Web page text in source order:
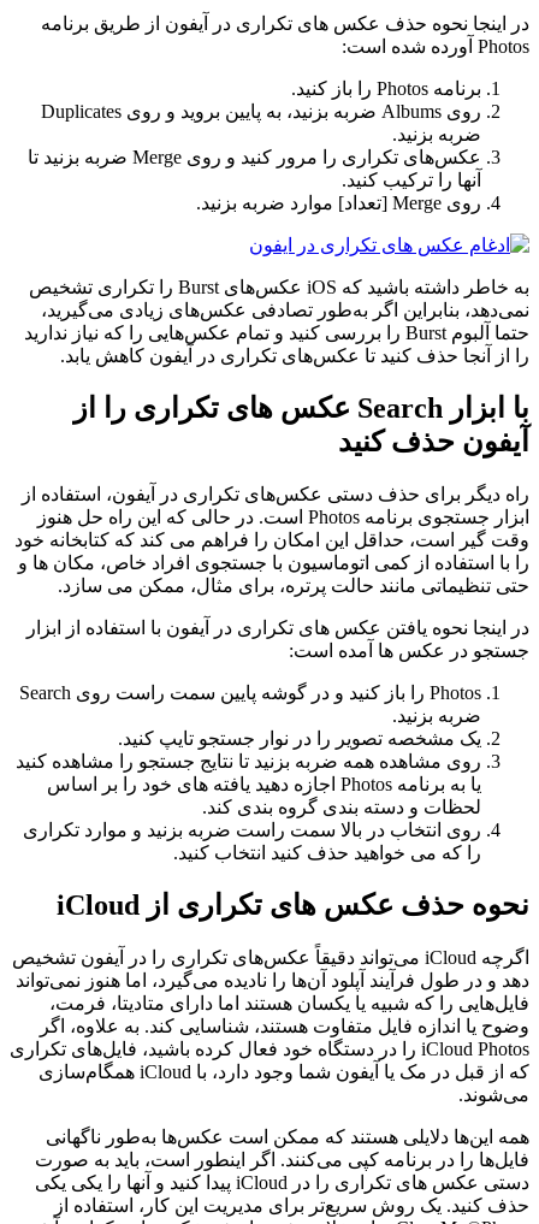
در اینجا نحوه حذف عکس های تکراری در آیفون از طریق برنامه
Photos آورده شده است:
برنامه Photos را باز کنید.
روی Albums ضربه بزنید، به پایین بروید و روی Duplicates
ضربه بزنید.
عکس‌های تکراری را مرور کنید و روی Merge ضربه بزنید تا
آنها را ترکیب کنید.
روی Merge [تعداد] موارد ضربه بزنید.
به خاطر داشته باشید که iOS عکس‌های Burst را تکراری تشخیص
نمی‌دهد، بنابراین اگر به‌طور تصادفی عکس‌های زیادی می‌گیرید،
حتما آلبوم Burst را بررسی کنید و تمام عکس‌هایی را که نیاز ندارید
را از آنجا حذف کنید تا عکس‌های تکراری در آیفون کاهش یابد.
با ابزار Search عکس های تکراری را از
آیفون حذف کنید
راه دیگر برای حذف دستی عکس‌های تکراری در آیفون، استفاده از
ابزار جستجوی برنامه Photos است. در حالی که این راه حل هنوز
وقت گیر است، حداقل این امکان را فراهم می کند که کتابخانه خود
را با استفاده از کمی اتوماسیون با جستجوی افراد خاص، مکان ها و
حتی تنظیماتی مانند حالت پرتره، برای مثال، ممکن می سازد.
در اینجا نحوه یافتن عکس های تکراری در آیفون با استفاده از ابزار
جستجو در عکس ها آمده است:
Photos را باز کنید و در گوشه پایین سمت راست روی Search
ضربه بزنید.
یک مشخصه تصویر را در نوار جستجو تایپ کنید.
روی مشاهده همه ضربه بزنید تا نتایج جستجو را مشاهده کنید
یا به برنامه Photos اجازه دهید یافته های خود را بر اساس
لحظات و دسته بندی گروه بندی کند.
روی انتخاب در بالا سمت راست ضربه بزنید و موارد تکراری
را که می خواهید حذف کنید انتخاب کنید.
نحوه حذف عکس های تکراری از iCloud
اگرچه iCloud می‌تواند دقیقاً عکس‌های تکراری را در آیفون تشخیص
دهد و در طول فرآیند آپلود آن‌ها را نادیده می‌گیرد، اما هنوز نمی‌تواند
فایل‌هایی را که شبیه یا یکسان هستند اما دارای متادیتا، فرمت،
وضوح یا اندازه فایل متفاوت هستند، شناسایی کند. به علاوه، اگر
iCloud Photos را در دستگاه خود فعال کرده باشید، فایل‌های تکراری
که از قبل در مک یا آیفون شما وجود دارد، با iCloud همگام‌سازی
می‌شوند.
همه این‌ها دلایلی هستند که ممکن است عکس‌ها به‌طور ناگهانی
فایل‌ها را در برنامه کپی می‌کنند. اگر اینطور است، باید به صورت
دستی عکس های تکراری را در iCloud پیدا کنید و آنها را یکی یکی
حذف کنید. یک روش سریع‌تر برای مدیریت این کار، استفاده از